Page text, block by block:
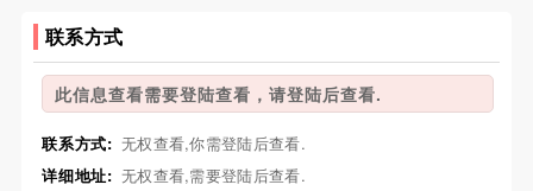
联系方式
此信息查看需要登陆查看，请登陆后查看.
联系方式: 无权查看,你需登陆后查看.
详细地址: 无权查看,需要登陆后查看.